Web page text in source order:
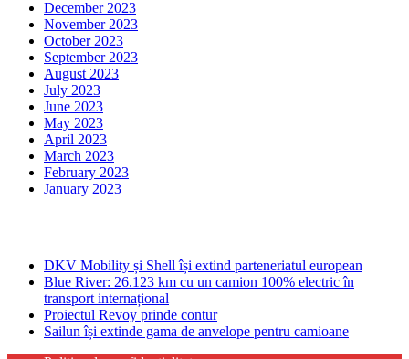
December 2023
November 2023
October 2023
September 2023
August 2023
July 2023
June 2023
May 2023
April 2023
March 2023
February 2023
January 2023
DKV Mobility și Shell își extind parteneriatul european
Blue River: 26.123 km cu un camion 100% electric în
transport internațional
Proiectul Revoy prinde contur
Sailun își extinde gama de anvelope pentru camioane